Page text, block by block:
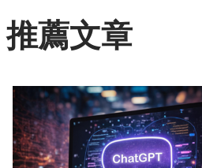
推薦文章